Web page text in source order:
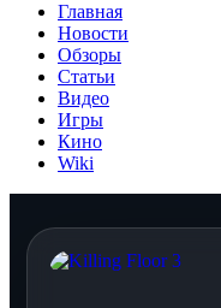
Главная
Новости
Обзоры
Статьи
Видео
Игры
Кино
Wiki